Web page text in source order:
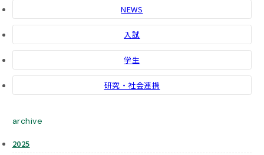
NEWS
入試
学生
研究・社会連携
archive
2025